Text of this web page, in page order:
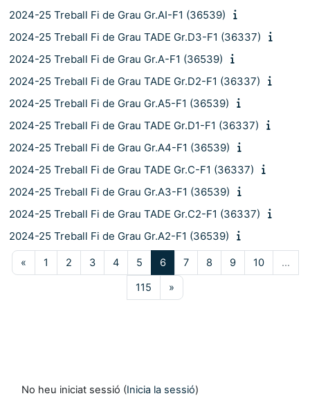
2024-25 Treball Fi de Grau Gr.AI-F1 (36539)
2024-25 Treball Fi de Grau TADE Gr.D3-F1 (36337)
2024-25 Treball Fi de Grau Gr.A-F1 (36539)
2024-25 Treball Fi de Grau TADE Gr.D2-F1 (36337)
2024-25 Treball Fi de Grau Gr.A5-F1 (36539)
2024-25 Treball Fi de Grau TADE Gr.D1-F1 (36337)
2024-25 Treball Fi de Grau Gr.A4-F1 (36539)
2024-25 Treball Fi de Grau TADE Gr.C-F1 (36337)
2024-25 Treball Fi de Grau Gr.A3-F1 (36539)
2024-25 Treball Fi de Grau TADE Gr.C2-F1 (36337)
2024-25 Treball Fi de Grau Gr.A2-F1 (36539)
«Pàgina anterior
1 Pàgina 1
2Pàgina 2
3Pàgina 3
4Pàgina 4
5Pàgina 5
6Pàgina 6
7Pàgina 7
8Pàgina 8
9Pàgina 9
10Pàgina 10
…
115Pàgina 115
»Pàgina següent
No heu iniciat sessió (Inicia la sessió)